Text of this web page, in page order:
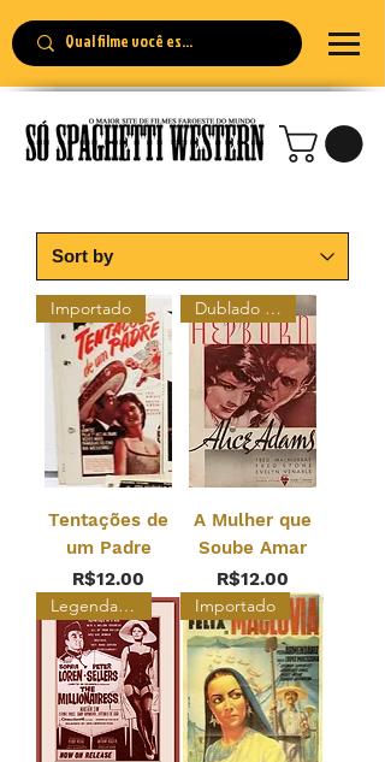
Importado
Tentações de
um Padre
Price
R$12.00
Dublado Colorizado
A Mulher que
Soube Amar
Price
R$12.00
Legendado Restaurado
Importado